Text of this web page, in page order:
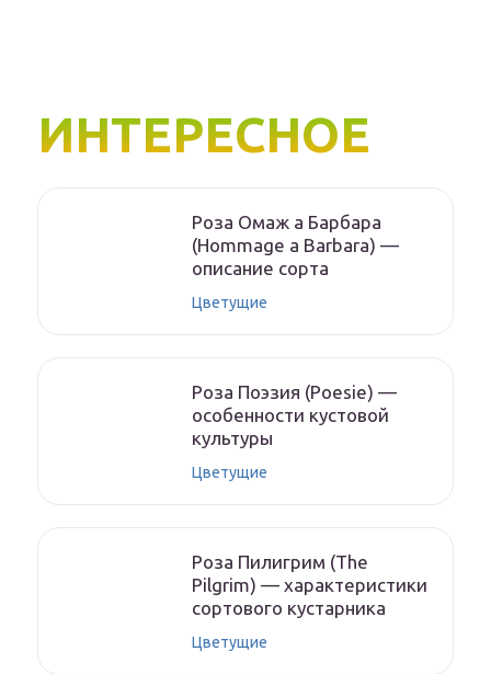
ИНТЕРЕСНОЕ
Роза Омаж а Барбара
(Hommage a Barbara) —
описание сорта
Цветущие
Роза Поэзия (Poesie) —
особенности кустовой
культуры
Цветущие
Роза Пилигрим (The
Pilgrim) — характеристики
сортового кустарника
Цветущие